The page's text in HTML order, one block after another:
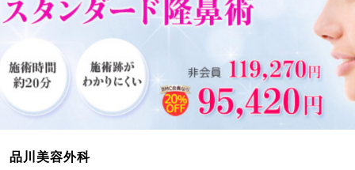
品川美容外科